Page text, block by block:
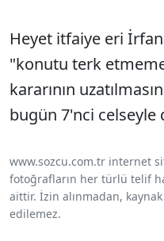
Heyet itfaiye eri
"konutu terk
kararının
bugün 7'nci celseyle
www.sozcu.com.tr internet
fotoğrafların her türlü telif
aittir. İzin alınmadan,
edilemez.